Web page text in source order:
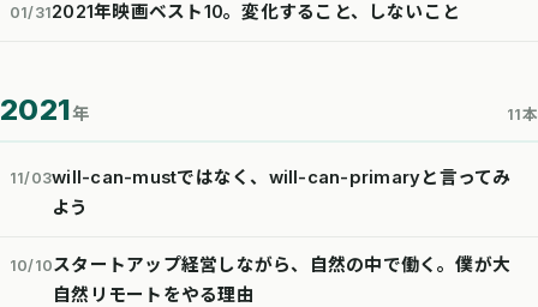
01/312021年映画ベスト10。変化すること、しないこと
2021年 11本
11/03will-can-mustではなく、will-can-primaryと言ってみ
よう
10/10スタートアップ経営しながら、自然の中で働く。僕が大
自然リモートをやる理由